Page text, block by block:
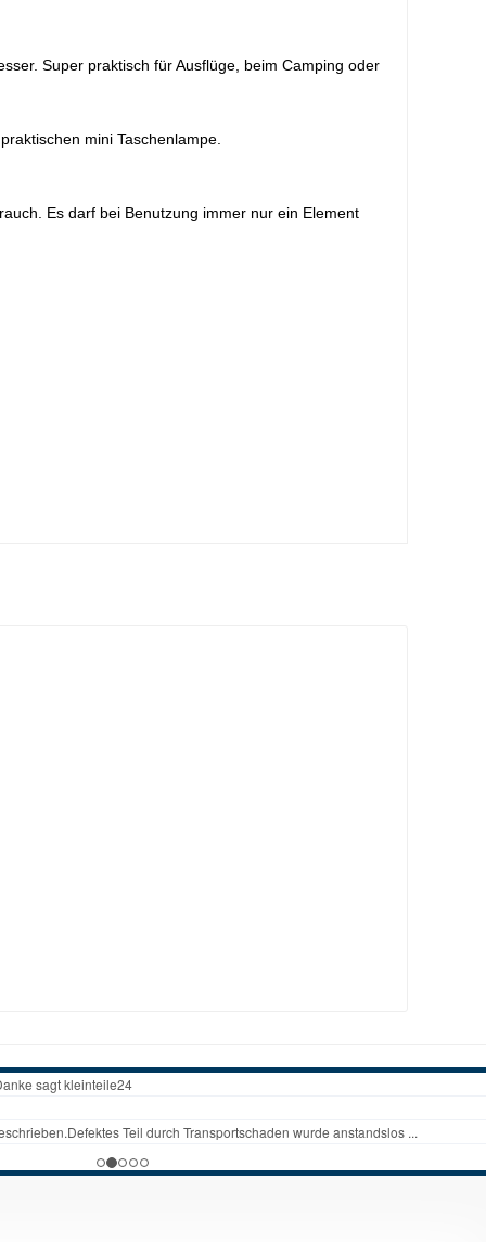
Super praktisch für Ausflüge, beim Camping oder
mini Taschenlampe.
Es darf bei Benutzung immer nur ein Element